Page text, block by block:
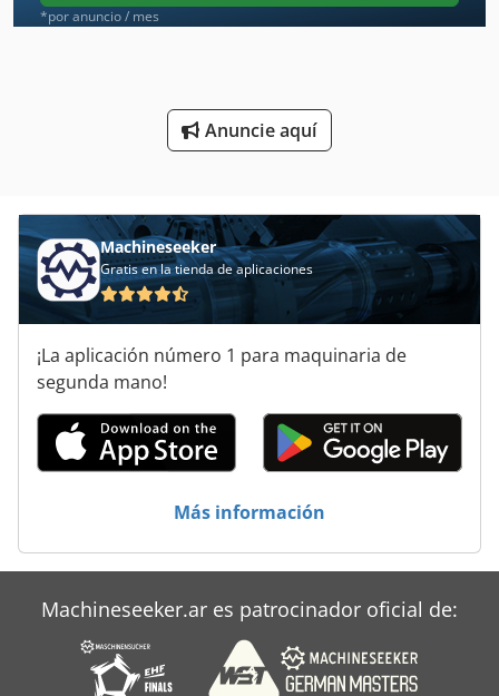
Taller De Coches
Tapicería De Coche
Tela De Cobre
Tijera De Corte
Tijeras De Hierro
Tirada Del Taladro
Unidad Del Eje De
Áreas De Aplicación
*por anuncio / mes
Anuncie aquí
Machineseeker
Gratis en la tienda de aplicaciones
¡La aplicación número 1 para maquinaria de
segunda mano!
Más información
Machineseeker.ar es patrocinador oficial de: